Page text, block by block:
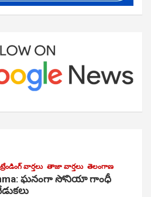
ట్రేండింగ్ వార్తలు తాజా వార్తలు తెలంగాణ
ఘ‌నంగా సోనియా గాంధీ